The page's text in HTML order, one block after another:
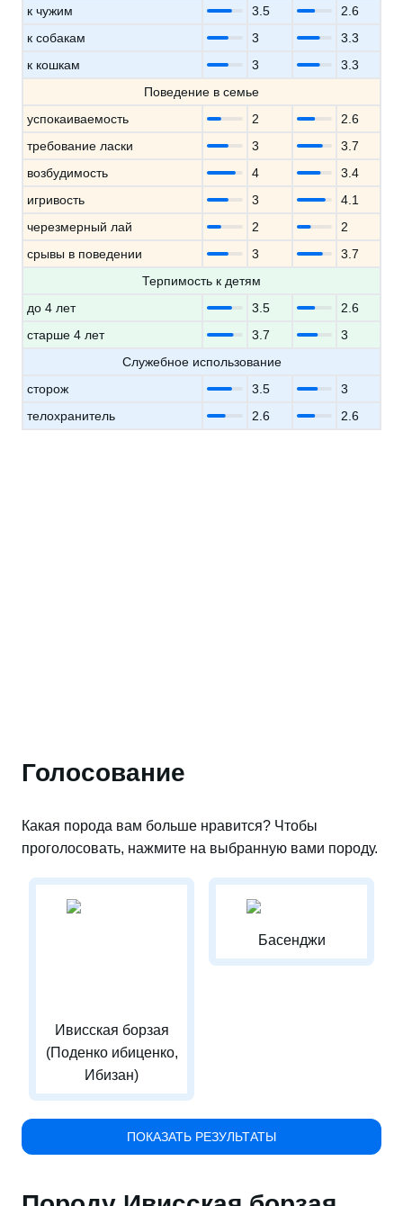
к чужим
3.5
2.6
к собакам
3
3.3
к кошкам
3
3.3
Поведение в семье
успокаиваемость
2
2.6
требование ласки
3
3.7
возбудимость
4
3.4
игривость
3
4.1
черезмерный лай
2
2
срывы в поведении
3
3.7
Терпимость к детям
до 4 лет
3.5
2.6
старше 4 лет
3.7
3
Служебное использование
сторож
3.5
3
телохранитель
2.6 2.6
Голосование
Какая порода вам больше нравится? Чтобы
проголосовать, нажмите на выбранную вами породу.
Ивисская борзая
(Поденко ибиценко,
Ибизан)
Басенджи
ПОКАЗАТЬ РЕЗУЛЬТАТЫ